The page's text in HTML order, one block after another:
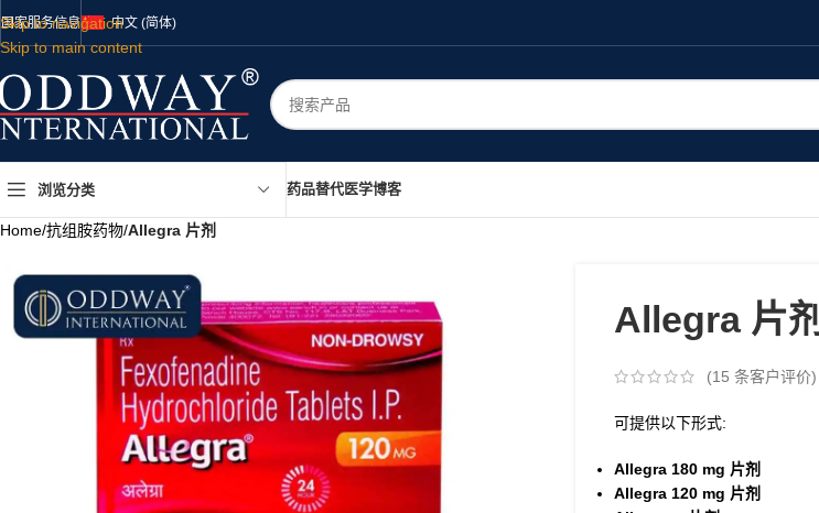
Skip to navigation
Skip to main content
国家服务信息 中文 (简体)
浏览分类 药品替代医学博客
Home/抗组胺药物/Allegra 片剂
Allegra 片剂
(15 条客户评价)
可提供以下形式:
Allegra 180mg 片剂
Allegra 120mg 片剂